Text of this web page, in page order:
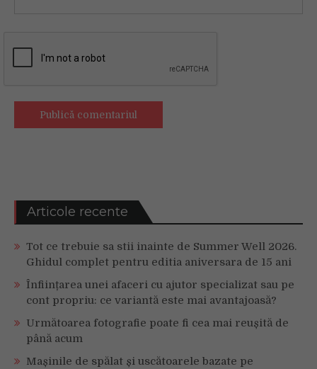
Articole recente
Tot ce trebuie sa stii inainte de Summer Well 2026.
Ghidul complet pentru editia aniversara de 15 ani
Înființarea unei afaceri cu ajutor specializat sau pe
cont propriu: ce variantă este mai avantajoasă?
Următoarea fotografie poate fi cea mai reușită de
până acum
Mașinile de spălat și uscătoarele bazate pe